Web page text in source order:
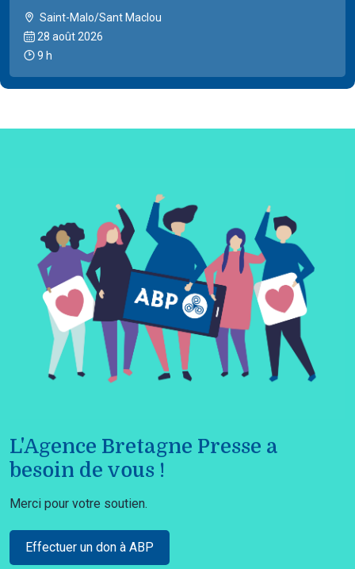
Saint-Malo/Sant Maclou
28 août 2026
9 h
L'Agence Bretagne Presse a
besoin de vous !
Merci pour votre soutien.
Effectuer un don à ABP